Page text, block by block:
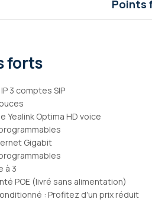
Points
forts
3 comptes SIP
Yealink Optima HD voice
Gigabit
à 3
POE (livré sans alimentation)
: Profitez d'un prix réduit